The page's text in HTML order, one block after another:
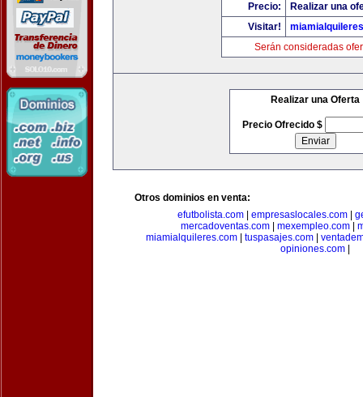
Precio:
Realizar una
Visitar!
Serán consideradas
Realizar una Oferta
Precio Ofrecido $
Otros dominios en venta:
efutbolista.com| empresaslocales.com|
mercadoventas.com
mexempleo.com
miamialquileres.com
tuspasajes.com
opiniones.com